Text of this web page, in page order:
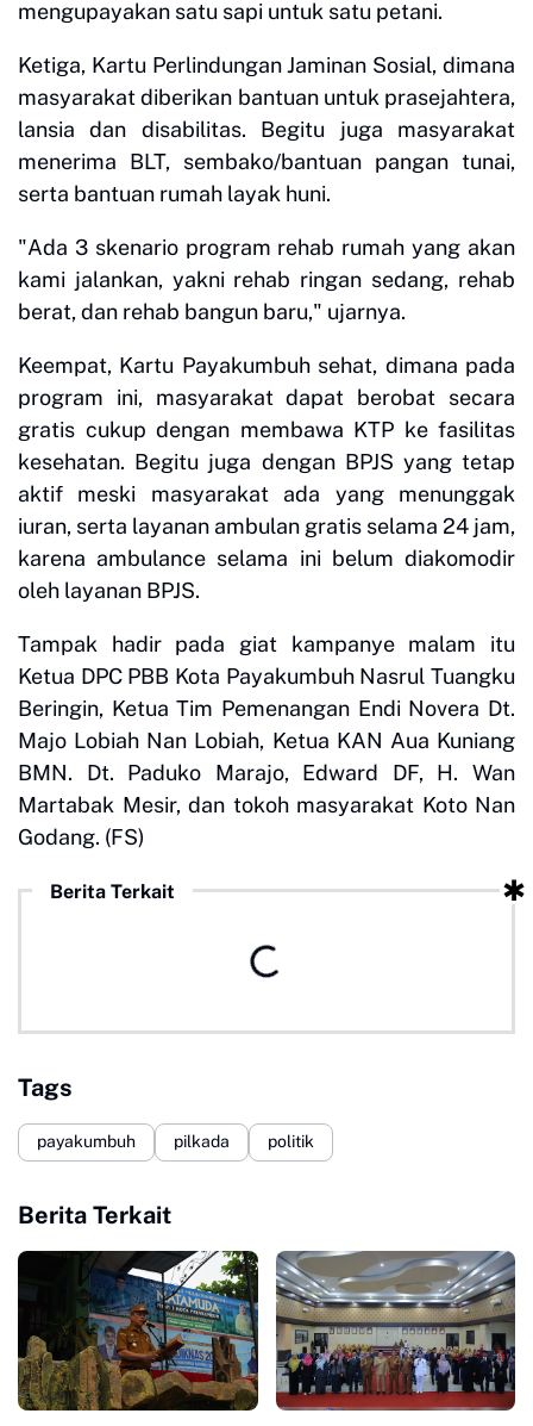
mengupayakan satu sapi untuk satu petani.
Ketiga, Kartu Perlindungan Jaminan Sosial, dimana
masyarakat diberikan bantuan untuk prasejahtera,
lansia dan disabilitas. Begitu juga masyarakat
menerima BLT, sembako/bantuan pangan tunai,
serta bantuan rumah layak huni.
"Ada 3 skenario program rehab rumah yang akan
kami jalankan, yakni rehab ringan sedang, rehab
berat, dan rehab bangun baru," ujarnya.
Keempat, Kartu Payakumbuh sehat, dimana pada
program ini, masyarakat dapat berobat secara
gratis cukup dengan membawa KTP ke fasilitas
kesehatan. Begitu juga dengan BPJS yang tetap
aktif meski masyarakat ada yang menunggak
iuran, serta layanan ambulan gratis selama 24 jam,
karena ambulance selama ini belum diakomodir
oleh layanan BPJS.
Tampak hadir pada giat kampanye malam itu
Ketua DPC PBB Kota Payakumbuh Nasrul Tuangku
Beringin, Ketua Tim Pemenangan Endi Novera Dt.
Majo Lobiah Nan Lobiah, Ketua KAN Aua Kuniang
BMN. Dt. Paduko Marajo, Edward DF, H. Wan
Martabak Mesir, dan tokoh masyarakat Koto Nan
Godang. (FS)
Berita Terkait
Tags
payakumbuh pilkada politik
Berita Terkait